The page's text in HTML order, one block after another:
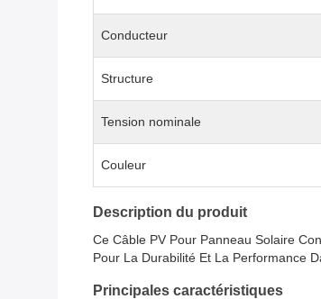
Conducteur
Structure
Tension nominale
Couleur
Description du produit
Ce Câble PV Pour Panneau Solaire
Pour La Durabilité Et La Performance
Principales caractéristiques